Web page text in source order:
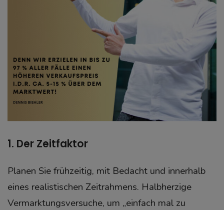
1. Der Zeitfaktor
Planen Sie frühzeitig, mit Bedacht und innerhalb
eines realistischen Zeitrahmens. Halbherzige
Vermarktungsversuche, um „einfach mal zu